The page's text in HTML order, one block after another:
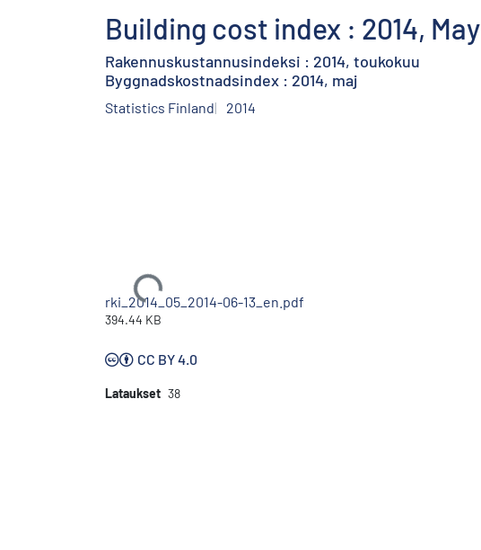
Building cost index : 2014, May
Rakennuskustannusindeksi : 2014, toukokuu
Byggnadskostnadsindex : 2014, maj
Statistics Finland 2014
Ladataan...
rki_2014_05_2014-06-13_en.pdf
394.44 KB
CC BY 4.0
Lataukset 38